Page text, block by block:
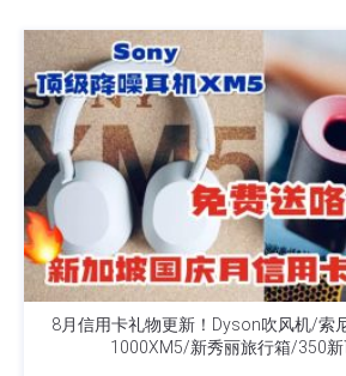
8月信用卡礼物更新！Dyson吹风机/索
1000XM5/新秀丽旅行箱/350新